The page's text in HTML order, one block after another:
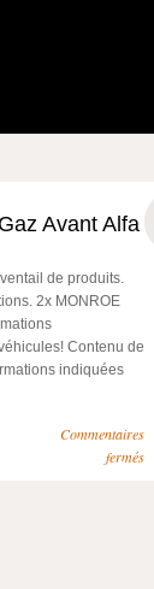
Avant Alfa
de produits.
2x MONROE
Contenu de
indiquées
Commentaires
fermés